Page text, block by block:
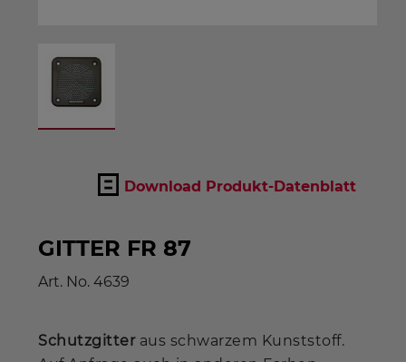
Download Produkt-Datenblatt
GITTER FR 87
Art. No. 4639
Schutzgitteraus schwarzem Kunststoff.